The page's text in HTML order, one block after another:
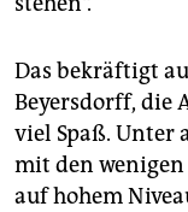
Das bekräftigt
Beyersdorff, die
viel Spaß. Unter
mit den
auf hohem